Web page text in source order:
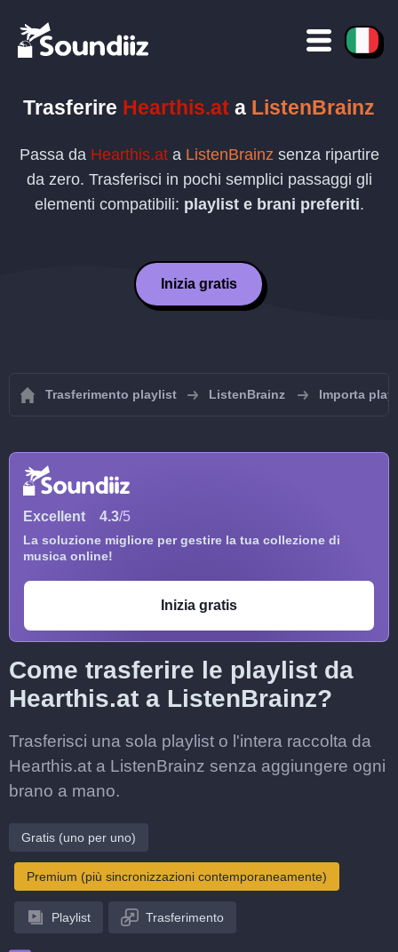
Trasferire Hearthis.at a ListenBrainz
Passa da Hearthis.ata ListenBrainz senza ripartire
da zero. Trasferisci in pochi semplici passaggi gli
elementi compatibili: playlist e brani preferiti.
Inizia gratis
Trasferimento playlist ListenBrainz Importa
Excellent 4.3/5
La soluzione migliore per gestire la tua collezione di
musica online!
Inizia gratis
Come trasferire le playlist da
Hearthis.at a ListenBrainz?
Trasferisci una sola playlist o l'intera raccolta da
Hearthis.at a ListenBrainz senza aggiungere ogni
brano a mano.
Gratis (uno per uno)
Premium (più sincronizzazioni contemporaneamente)
Playlist Trasferimento